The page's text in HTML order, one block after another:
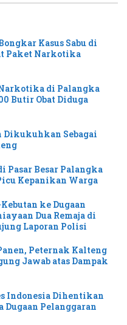
Kasus Sabu di
Paket Narkotika
di Palangka
Butir Obat Diduga
Sebagai
Pasar Besar Palangka
Kepanikan Warga
ke Dugaan
Dua Remaja di
Laporan Polisi
Peternak Kalteng
Jawab atas Dampak
Indonesia Dihentikan
Dugaan Pelanggaran